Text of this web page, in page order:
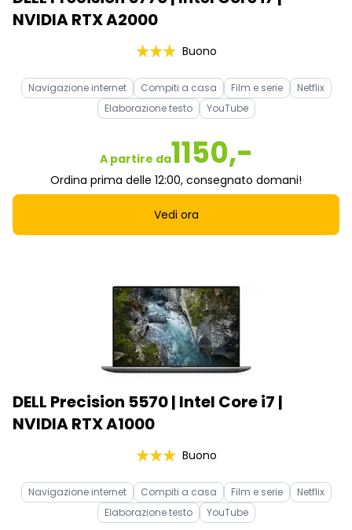
NVIDIA RTX A2000
Buono
Navigazione internet Compiti a casa Film e serie
Netflix
Elaborazione testo
YouTube
A partire da1150,-
Ordina prima delle 12:00, consegnato domani!
Vedi ora
DELL Precision 5570 | Intel Core i7 |
NVIDIA RTX A1000
Buono
Navigazione internet Compiti a casa Film e serie
Netflix
Elaborazione testo
YouTube